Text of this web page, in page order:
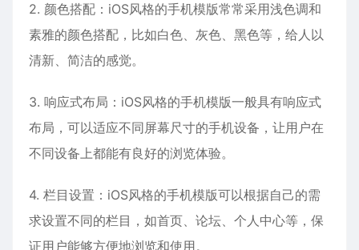
2. 颜色搭配：iOS风格的手机模版常常采用浅色调和
素雅的颜色搭配，比如白色、灰色、黑色等，给人以
清新、简洁的感觉。
3. 响应式布局：iOS风格的手机模版一般具有响应式
布局，可以适应不同屏幕尺寸的手机设备，让用户在
不同设备上都能有良好的浏览体验。
4. 栏目设置：iOS风格的手机模版可以根据自己的需
求设置不同的栏目，如首页、论坛、个人中心等，保
证用户能够方便地浏览和使用。